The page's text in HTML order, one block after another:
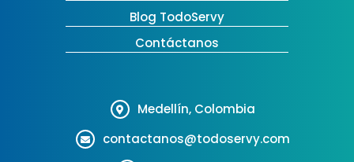
Blog TodoServy
Contáctanos
Medellín, Colombia
contactanos@todoservy.com